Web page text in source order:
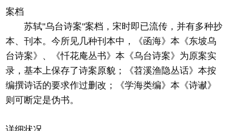
案档
苏轼"乌台诗案"案档，宋时即已流传，并有多种抄
本、刊本。今所见几种刊本中，《函海》本《东坡乌
台诗案》、《忏花庵丛书》本《乌台诗案》为原案实
录，基本上保存了诗案原貌；《苕溪渔隐丛话》本按
编撰诗话的要求作过删改；《学海类编》本《诗谳》
则可断定是伪书。